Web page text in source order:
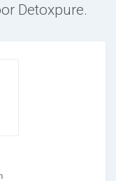
Detoxpure.